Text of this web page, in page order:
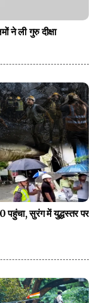
ने ली गुरु दीक्षा
सुरंग में युद्धस्तर पर